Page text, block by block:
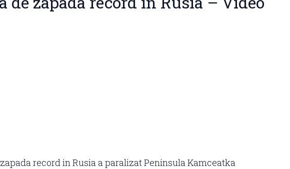
record in Rusia a paralizat Peninsula Kamceatka